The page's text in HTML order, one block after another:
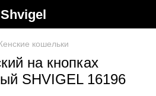
Shvigel
кошельки
на кнопках
SHVIGEL 16196